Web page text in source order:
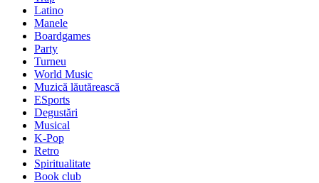
Latino
Manele
Boardgames
Party
Turneu
World Music
Muzică lăutărească
ESports
Degustări
Musical
K-Pop
Retro
Spiritualitate
Book club